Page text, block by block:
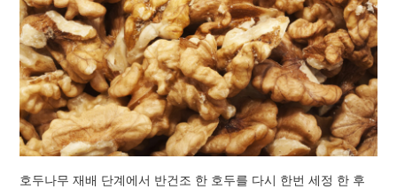
호두나무 재배 단계에서 반건조 한 호두를 다시 한번 세정 한 후